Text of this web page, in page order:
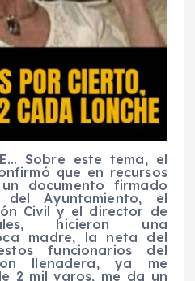
Sobre este tema, el
que en recursos
documento firmado
Ayuntamiento, el
Civil y el director de
hicieron una
madre, la neta del
funcionarios del
llenadera, ya me
2 mil varos, me da un